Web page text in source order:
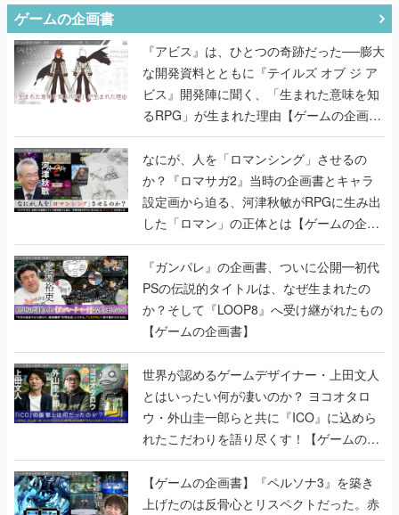
ゲームの企画書
『アビス』は、ひとつの奇跡だった──膨大
な開発資料とともに『テイルズ オブ ジ ア
ビス』開発陣に聞く、「生まれた意味を知
るRPG」が生まれた理由【ゲームの企画
書】
なにが、人を「ロマンシング」させるの
か？『ロマサガ2』当時の企画書とキャラ
設定画から迫る、河津秋敏がRPGに生み出
した「ロマン」の正体とは【ゲームの企画
書】
『ガンパレ』の企画書、ついに公開━初代
PSの伝説的タイトルは、なぜ生まれたの
か？そして『LOOP8』へ受け継がれたもの
【ゲームの企画書】
世界が認めるゲームデザイナー・上田文人
とはいったい何が凄いのか？ ヨコオタロ
ウ・外山圭一郎らと共に『ICO』に込めら
れたこだわりを語り尽くす！【ゲームの企
画書】
【ゲームの企画書】『ペルソナ3』を築き
上げたのは反骨心とリスペクトだった。赤